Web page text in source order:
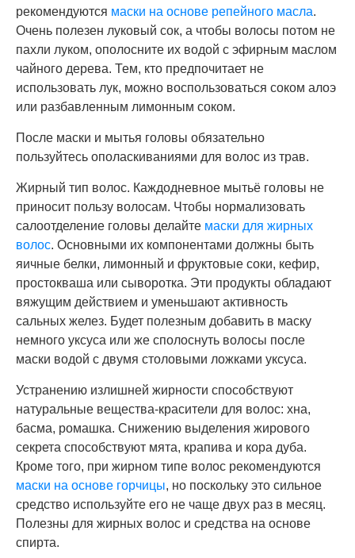
рекомендуются маски на основе репейного масла.
Очень полезен луковый сок, а чтобы волосы потом не
пахли луком, ополосните их водой с эфирным маслом
чайного дерева. Тем, кто предпочитает не
использовать лук, можно воспользоваться соком алоэ
или разбавленным лимонным соком.
После маски и мытья головы обязательно
пользуйтесь ополаскиваниями для волос из трав.
Жирный тип волос. Каждодневное мытьё головы не
приносит пользу волосам. Чтобы нормализовать
салоотделение головы делайте маски для жирных
волос. Основными их компонентами должны быть
яичные белки, лимонный и фруктовые соки, кефир,
простокваша или сыворотка. Эти продукты обладают
вяжущим действием и уменьшают активность
сальных желез. Будет полезным добавить в маску
немного уксуса или же сполоснуть волосы после
маски водой с двумя столовыми ложками уксуса.
Устранению излишней жирности способствуют
натуральные вещества-красители для волос: хна,
басма, ромашка. Снижению выделения жирового
секрета способствуют мята, крапива и кора дуба.
Кроме того, при жирном типе волос рекомендуются
маски на основе горчицы, но поскольку это сильное
средство используйте его не чаще двух раз в месяц.
Полезны для жирных волос и средства на основе
спирта.